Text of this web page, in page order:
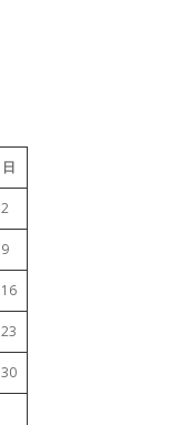
日
2
9
16
23
30